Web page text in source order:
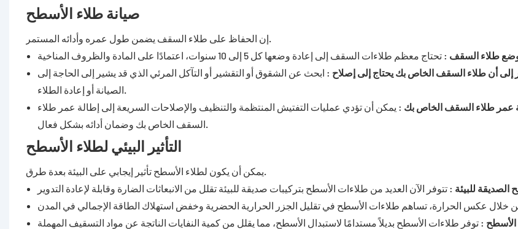
صيانة طلاء الأسطح
طلاء السقف
إلى أن طلاء السقف الخاص بك يحتاج إلى إصلاح : ابحث عن الشقوق أو التقشير أو التآكل المرئي الذي قد يشير إلى الحاجة إلى
عمر طلاء السقف الخاص بك : يمكن أن تؤدي عمليات التفتيش المنتظمة والتنظيف والإصلاحات السريعة إلى إطالة عمر طلاء
التأثير البيئي لطلاء الأسطح
للبيئة
الأسطح